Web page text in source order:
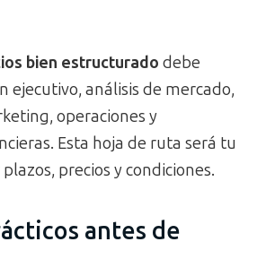
bien estructurado debe
ejecutivo, análisis de mercado,
operaciones y
Esta hoja de ruta será tu
precios y condiciones.
antes de